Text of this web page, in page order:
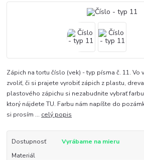
Zápich na tortu číslo (vek) - typ písma č. 11. Vo
zvoliť, či si prajete vyrobiť zápich z plastu,
plastového zápichu si nezabudnite vybrať
ktorý nájdete TU. Farbu nám napíšte do
si prosím ... celý popis
Dostupnosť
Vyrábame na mieru
Materiál